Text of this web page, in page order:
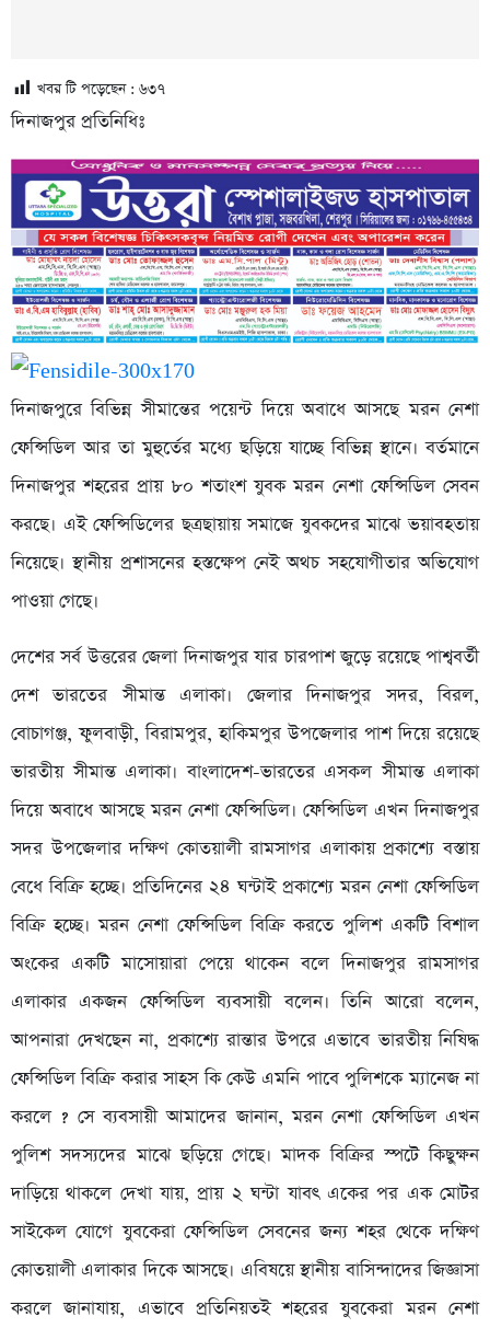
খবর টি পড়েছেন : ৬৩৭
দিনাজপুর প্রতিনিধিঃ
দিনাজপুরে বিভিন্ন সীমান্তের পয়েন্ট দিয়ে অবাধে আসছে মরন নেশা
ফেন্সিডিল আর তা মুহুর্তের মধ্যে ছড়িয়ে যাচ্ছে বিভিন্ন স্থানে। বর্তমানে
দিনাজপুর শহরের প্রায় ৮০ শতাংশ যুবক মরন নেশা ফেন্সিডিল সেবন
করছে। এই ফেন্সিডিলের ছত্রছায়ায় সমাজে যুবকদের মাঝে ভয়াবহতায়
নিয়েছে। স্থানীয় প্রশাসনের হস্তক্ষেপ নেই অথচ সহযোগীতার অভিযোগ
পাওয়া গেছে।
দেশের সর্ব উত্তরের জেলা দিনাজপুর যার চারপাশ জুড়ে রয়েছে পাশ্ববর্তী
দেশ ভারতের সীমান্ত এলাকা। জেলার দিনাজপুর সদর, বিরল,
বোচাগঞ্জ, ফুলবাড়ী, বিরামপুর, হাকিমপুর উপজেলার পাশ দিয়ে রয়েছে
ভারতীয় সীমান্ত এলাকা। বাংলাদেশ-ভারতের এসকল সীমান্ত এলাকা
দিয়ে অবাধে আসছে মরন নেশা ফেন্সিডিল। ফেন্সিডিল এখন দিনাজপুর
সদর উপজেলার দক্ষিণ কোতয়ালী রামসাগর এলাকায় প্রকাশ্যে বস্তায়
বেধে বিক্রি হচ্ছে। প্রতিদিনের ২৪ ঘন্টাই প্রকাশ্যে মরন নেশা ফেন্সিডিল
বিক্রি হচ্ছে। মরন নেশা ফেন্সিডিল বিক্রি করতে পুলিশ একটি বিশাল
অংকের একটি মাসোয়ারা পেয়ে থাকেন বলে দিনাজপুর রামসাগর
এলাকার একজন ফেন্সিডিল ব্যবসায়ী বলেন। তিনি আরো বলেন,
আপনারা দেখছেন না, প্রকাশ্যে রান্তার উপরে এভাবে ভারতীয় নিষিদ্ধ
ফেন্সিডিল বিক্রি করার সাহস কি কেউ এমনি পাবে পুলিশকে ম্যানেজ না
করলে ? সে ব্যবসায়ী আমাদের জানান, মরন নেশা ফেন্সিডিল এখন
পুলিশ সদস্যদের মাঝে ছড়িয়ে গেছে। মাদক বিক্রির স্পটে কিছুক্ষন
দাড়িয়ে থাকলে দেখা যায়, প্রায় ২ ঘন্টা যাবৎ একের পর এক মোটর
সাইকেল যোগে যুবকেরা ফেন্সিডিল সেবনের জন্য শহর থেকে দক্ষিণ
কোতয়ালী এলাকার দিকে আসছে। এবিষয়ে স্থানীয় বাসিন্দাদের জিজ্ঞাসা
করলে জানাযায়, এভাবে প্রতিনিয়তই শহরের যুবকেরা মরন নেশা